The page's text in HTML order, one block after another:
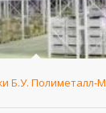
Б.У. Полиметалл-М